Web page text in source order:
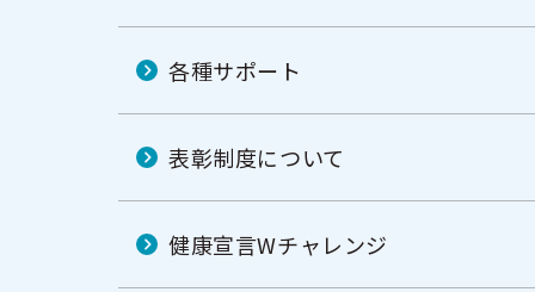
各種サポート
表彰制度について
健康宣言Wチャレンジ